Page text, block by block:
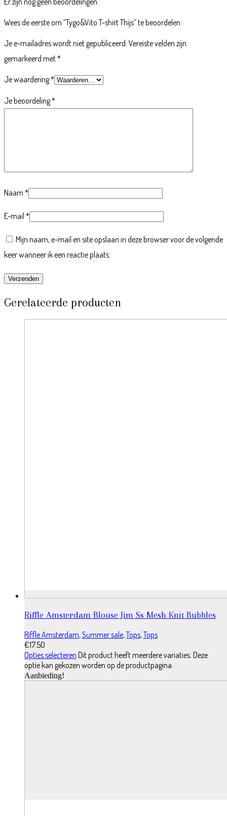
Wees de eerste om “Tygo&Vito T-shirt Thijs” te beoordelen
Je e-mailadres wordt niet gepubliceerd. Vereiste velden zijn
gemarkeerd met*
Je waardering*
Je beoordeling*
Naam *
E-mail *
Mijn naam, e-mail en site opslaan in deze browser voor de volgende
keer wanneer ik een reactie plaats.
Gerelateerde producten
Riffle Amsterdam Blouse Jim Ss Mesh Knit Bubbles
Riffle Amsterdam, Summer sale,Tops,Tops
€17.50
Opties selecteren Dit product heeft meerdere variaties. Deze
optie kan gekozen worden op de productpagina
Aanbieding!